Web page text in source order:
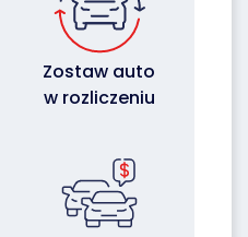
Zostaw auto
w rozliczeniu